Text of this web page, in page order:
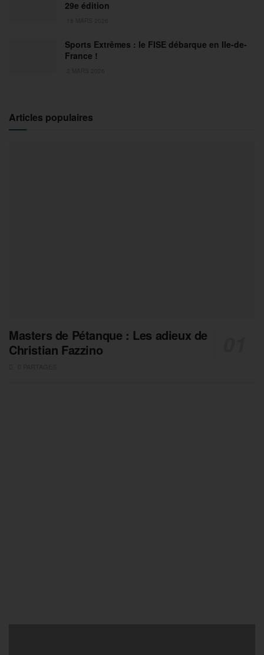
29e édition
Sports Extrêmes : le FISE débarque en Ile-de-
France !
Articles populaires
Masters de Pétanque : Les adieux de
Christian Fazzino